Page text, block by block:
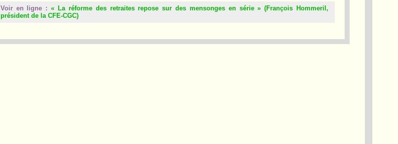
Voir en ligne :« La réforme des retraites repose sur des mensonges en série » (François Hommeril,
président de la CFE-CGC)